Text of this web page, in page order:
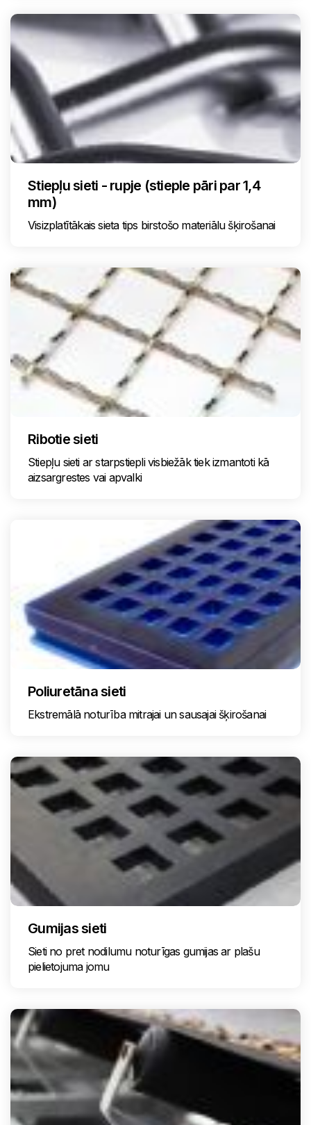
Stiepļu sieti - rupje (stieple pāri par 1,4
mm)
Visizplatītākais sieta tips birstošo materiālu šķirošanai
Ribotie sieti
Stiepļu sieti ar starpstiepli visbiežāk tiek izmantoti kā
aizsargrestes vai apvalki
Poliuretāna sieti
Ekstremālā noturība mitrajai un sausajai šķirošanai
Gumijas sieti
Sieti no pret nodilumu noturīgas gumijas ar plašu
pielietojuma jomu